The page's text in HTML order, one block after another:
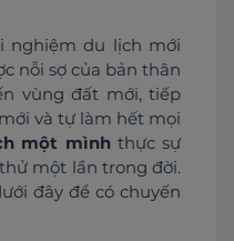
nghiệm du lịch mới
nỗi sợ của bản thân
vùng đất mới, tiếp
và tự làm hết mọi
một mình thực sự
một lần trong đời.
đây để có chuyến